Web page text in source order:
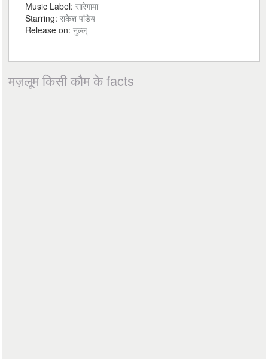
Music Label:सारेगामा
Starring:राकेश पांडेय
Release on:नुल्ल्
मज़लूम किसी कौम के facts